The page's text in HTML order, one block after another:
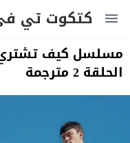
كتكوت تي
الحلقة 2 مترجمة